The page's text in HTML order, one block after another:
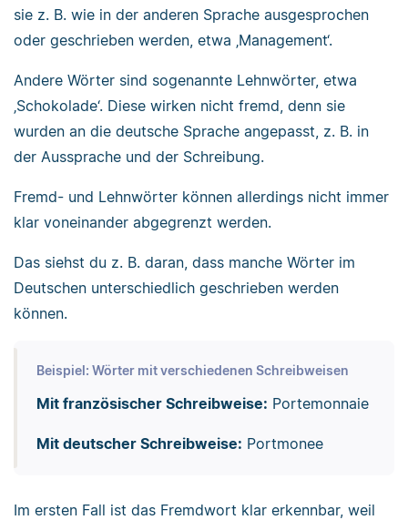
sie z. B. wie in der anderen Sprache ausgesprochen
oder geschrieben werden, etwa ‚Management‘.
Andere Wörter sind sogenannte Lehnwörter, etwa
‚Schokolade‘. Diese wirken nicht fremd, denn sie
wurden an die deutsche Sprache angepasst, z. B. in
der Aussprache und der Schreibung.
Fremd- und Lehnwörter können allerdings nicht immer
klar voneinander abgegrenzt werden.
Das siehst du z. B. daran, dass manche Wörter im
Deutschen unterschiedlich geschrieben werden
können.
Beispiel: Wörter mit verschiedenen Schreibweisen
Mit französischer Schreibweise: Portemonnaie
Mit deutscher Schreibweise: Portmonee
Im ersten Fall ist das Fremdwort klar erkennbar, weil